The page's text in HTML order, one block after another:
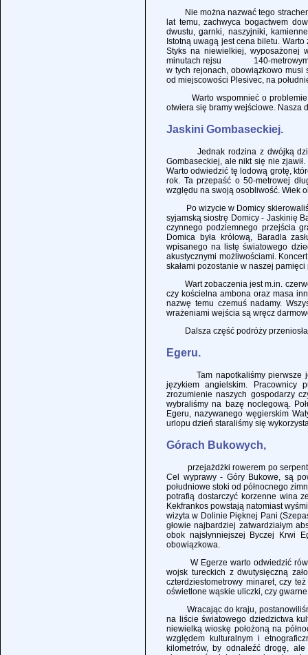
Nie można nazwać tego strachem,
lat temu, zachwyca bogactwem
dwustu, garnki, naszyjniki,
Istotną uwagą jest cena biletu.
Styks na niewielkiej, wyposażonej
minutach rejsu 140-metrowym
w tych rejonach, obowiązkowo musi
od miejscowości Plesivec, na
Warto wspomnieć o problemie,
otwiera się bramy wejściowe. Nasza
Jaskini Gombaseckiej.
Jednak rodzina z dwójką dzieci
Gombaseckiej, ale nikt się nie
Warto odwiedzić tę lodową grotę,
rok. Ta przepaść o 50-metrowej
względu na swoją osobliwość. Wiek
Po wizycie w Domicy
syjamską siostrę Domicy - Jaskinię
czynnego podziemnego przejścia
Domica była królową, Baradla
wpisanego na listę światowego
akustycznymi możliwościami.
skałami pozostanie w naszej pamięci
Wart zobaczenia jest m.in.
czy kościelna ambona oraz masa
nazwę temu czemuś nadamy.
wrażeniami wejścia są wręcz
Dalsza część podróży przeniosła
Egeru.
Tam napotkaliśmy pierwsze
językiem angielskim. Pracownicy
zrozumienie naszych gospodarzy
wybraliśmy na bazę noclegową.
Egeru, nazywanego węgierskim
urlopu dzień staraliśmy się
Górach Bukowych,
przejażdżki rowerem po
Cel wyprawy - Góry Bukowe, są
południowe stoki od północnego
potrafią dostarczyć korzenne wina
Kekfrankos powstają natomiast
wizyta w Dolinie Pięknej Pani
głowie najbardziej zatwardziałym
obok najsłynniejszej Byczej Krwi
obowiązkowa.
W Egerze warto odwiedzić
wojsk tureckich z dwutysięczną
czterdziestometrowy minaret, czy
oświetlone wąskie uliczki, czy
Wracając do kraju,
na liście światowego dziedzictwa
niewielką wioskę położoną na
względem kulturalnym i
kilometrów, by odnaleźć drogę,